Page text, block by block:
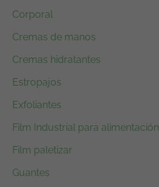
€
Corporal
Cremas de manos
Cremas hidratantes
Estropajos
Exfoliantes
Film Industrial para alimentación
Film paletizar
Guantes